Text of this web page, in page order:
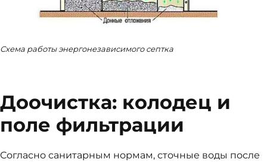
Схема работы энергонезависимого септка
Доочистка: колодец и
поле фильтрации
Согласно санитарным нормам, сточные воды после